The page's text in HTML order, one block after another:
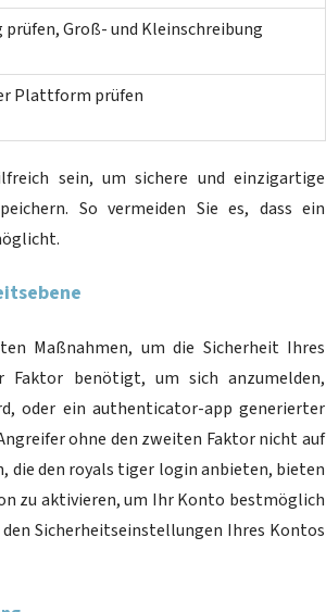
Groß- und Kleinschreibung
Plattform prüfen
sein, um sichere und einzigartige
So vermeiden Sie es, dass ein
Maßnahmen, um die Sicherheit Ihres
benötigt, um sich anzumelden,
oder ein authenticator-app generierter
ohne den zweiten Faktor nicht auf
die den royals tiger login anbieten, bieten
zu aktivieren, um Ihr Konto bestmöglich
Sicherheitseinstellungen Ihres Kontos